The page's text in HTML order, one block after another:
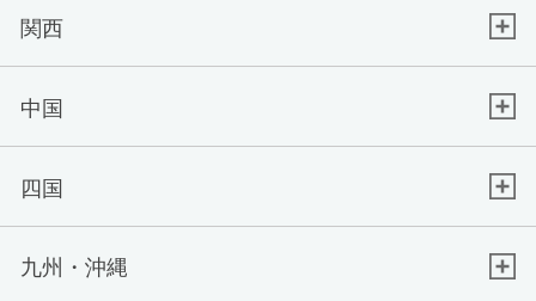
関西
中国
四国
九州・沖縄